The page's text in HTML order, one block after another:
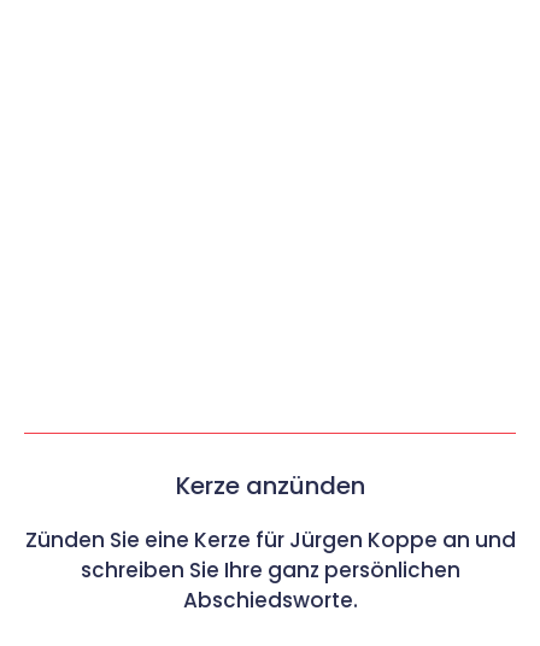
Kerze anzünden
Zünden Sie eine Kerze für Jürgen Koppe an und
schreiben Sie Ihre ganz persönlichen
Abschiedsworte.